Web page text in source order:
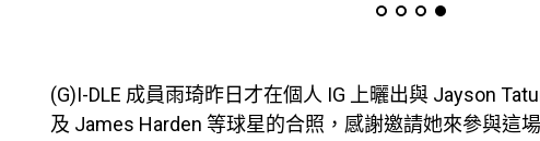
(G)I-DLE 成員雨琦昨日才在個人 IG 上曬出與 Jayson
及 James Harden 等球星的合照，感謝邀請她來參與這